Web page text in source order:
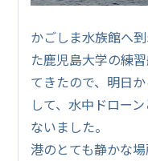
かごしま水族館へ
た鹿児島大学の練
てきたので、明日
して、水中ドロー
ないました。
港のとても静かな